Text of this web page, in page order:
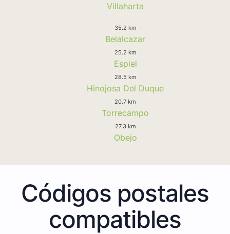
Villaharta
35.2 km
Belalcazar
25.2 km
Espiel
28.5 km
Hinojosa Del Duque
20.7 km
Torrecampo
27.3 km
Obejo
Códigos postales
compatibles